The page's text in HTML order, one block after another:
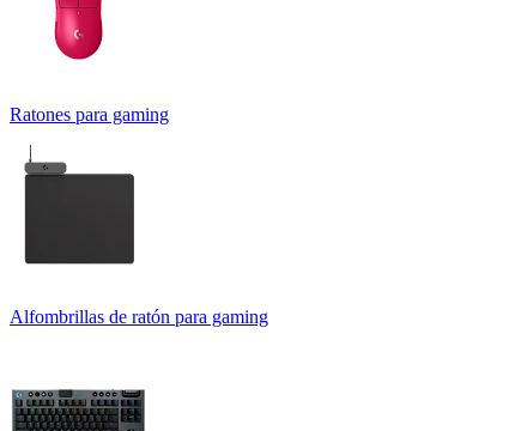
Ratones para gaming
Alfombrillas de ratón para gaming